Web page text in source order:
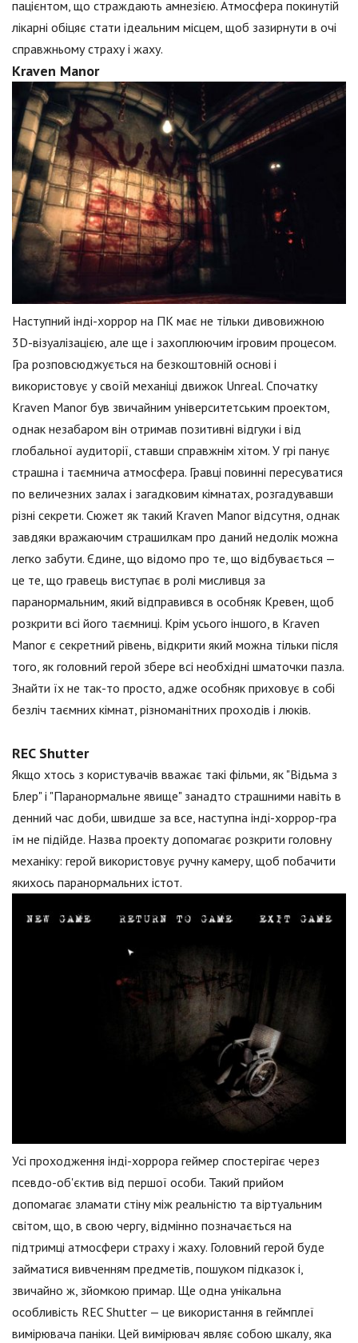
пацієнтом, що страждають амнезією. Атмосфера покинутій
лікарні обіцяє стати ідеальним місцем, щоб зазирнути в очі
справжньому страху і жаху.
Kraven Manor
Наступний інді-хоррор на ПК має не тільки дивовижною
3D-візуалізацією, але ще і захоплюючим ігровим процесом.
Гра розповсюджується на безкоштовній основі і
використовує у своїй механіці движок Unreal. Спочатку
Kraven Manor був звичайним університетським проектом,
однак незабаром він отримав позитивні відгуки і від
глобальної аудиторії, ставши справжнім хітом. У грі панує
страшна і таємнича атмосфера. Гравці повинні пересуватися
по величезних залах і загадковим кімнатах, розгадувавши
різні секрети. Сюжет як такий Kraven Manor відсутня, однак
завдяки вражаючим страшилкам про даний недолік можна
легко забути. Єдине, що відомо про те, що відбувається —
це те, що гравець виступає в ролі мисливця за
паранормальним, який відправився в особняк Кревен, щоб
розкрити всі його таємниці. Крім усього іншого, в Kraven
Manor є секретний рівень, відкрити який можна тільки після
того, як головний герой збере всі необхідні шматочки пазла.
Знайти їх не так-то просто, адже особняк приховує в собі
безліч таємних кімнат, різноманітних проходів і люків.
REC Shutter
Якщо хтось з користувачів вважає такі фільми, як "Відьма з
Блер" і "Паранормальне явище" занадто страшними навіть в
денний час доби, швидше за все, наступна інді-хоррор-гра
їм не підійде. Назва проекту допомагає розкрити головну
механіку: герой використовує ручну камеру, щоб побачити
якихось паранормальних істот.
Усі проходження інді-хоррора геймер спостерігає через
псевдо-об'єктив від першої особи. Такий прийом
допомагає зламати стіну між реальністю та віртуальним
світом, що, в свою чергу, відмінно позначається на
підтримці атмосфери страху і жаху. Головний герой буде
займатися вивченням предметів, пошуком підказок і,
звичайно ж, зйомкою примар. Ще одна унікальна
особливість REC Shutter — це використання в геймплеї
вимірювача паніки. Цей вимірювач являє собою шкалу, яка